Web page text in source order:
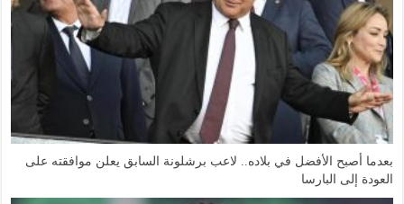
بعدما أصبح الأفضل في بلاده.. لاعب برشلونة السابق يعلن موافقته على
العودة إلى البارسا